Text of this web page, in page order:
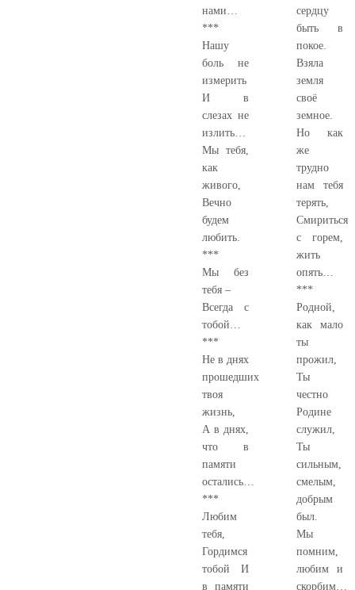
нами…
***
Нашу
боль не
измерить
И в
слезах не
излить…
Мы тебя,
как
живого,
Вечно
будем
любить.
***
Мы без
тебя –
Всегда с
тобой…
***
Не в днях
прошедших
твоя
жизнь,
А в днях,
что в
памяти
остались…
***
Любим
тебя,
Гордимся
тобой И
в памяти
сердцу
быть в
покое.
Взяла
земля
своё
земное.
Но как
же
трудно
нам тебя
терять,
Смириться
с горем,
жить
опять…
***
Родной,
как мало
ты
прожил,
Ты
честно
Родине
служил,
Ты
сильным,
смелым,
добрым
был.
Мы
помним,
любим и
скорбим…